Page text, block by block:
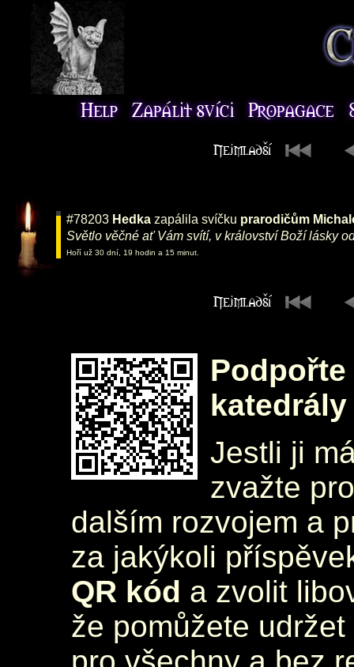
#78203 Hedka zapálila svíčku prarodičům
Světlo věčné ať Vám svítí, v království Boží lásky
Hoří už 30 dní, 19 hodin a 15 minut.
katedrály
Jestli ji
zvažte
dalším rozvojem a
za jakýkoli
QR kód a zvolit
že pomůžete